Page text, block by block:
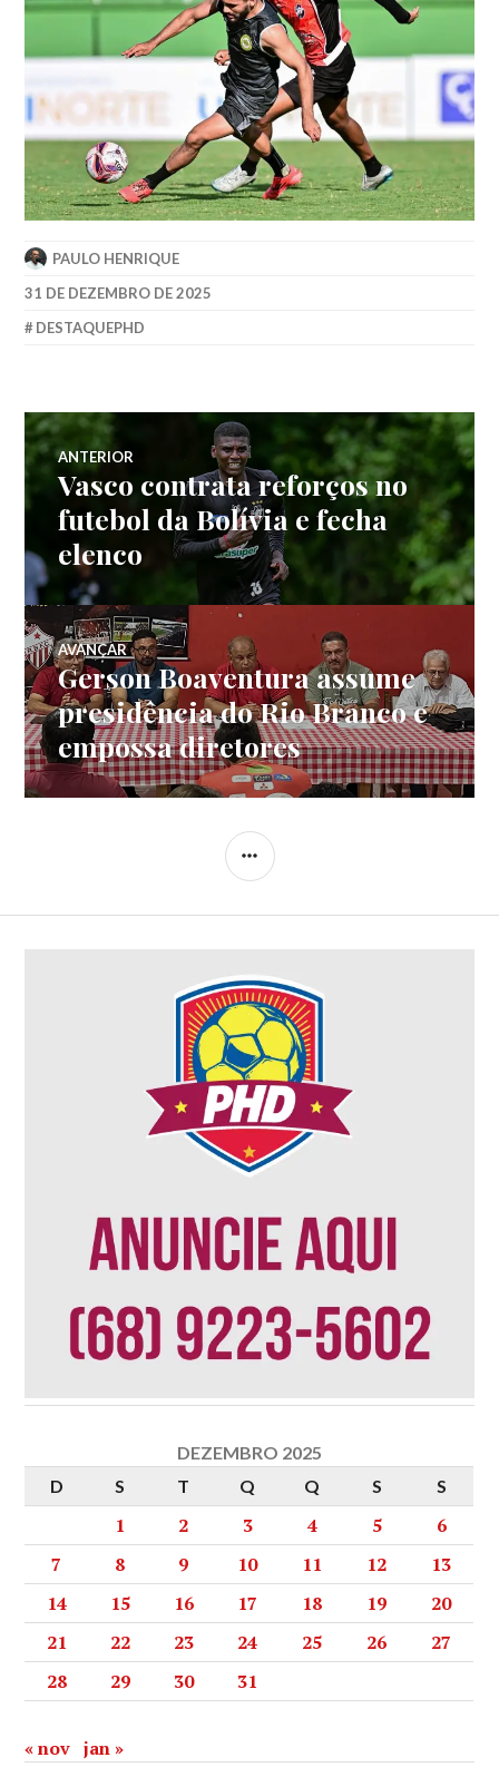
PAULO HENRIQUE
31 DE DEZEMBRO DE 2025
DESTAQUEPHD
ANTERIOR
Vasco contrata reforços no
futebol da Bolívia e fecha
elenco
AVANÇAR
Gerson Boaventura assume
presidência do Rio Branco e
empossa diretores
DEZEMBRO 2025
D
S T Q Q S S
1 2 3 4 5
6
7
8 9 10 11 12
13
14
15 16 17 18 19
20
21
22 23 24 25 26
27
28
29 30 31
« nov jan »